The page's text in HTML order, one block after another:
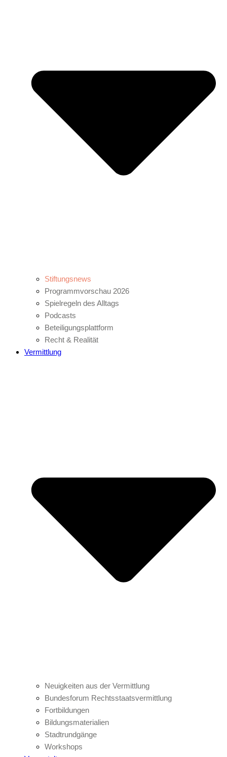
Stiftungsnews
Programmvorschau 2026
Spielregeln des Alltags
Podcasts
Beteiligungsplattform
Recht & Realität
Vermittlung
Neuigkeiten aus der Vermittlung
Bundesforum Rechtsstaatsvermittlung
Fortbildungen
Bildungsmaterialien
Stadtrundgänge
Workshops